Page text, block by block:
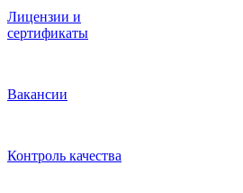
Лицензии и
сертификаты
Вакансии
Контроль качества